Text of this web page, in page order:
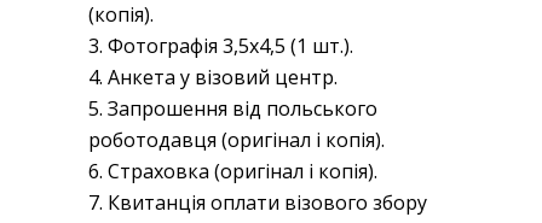
(копія).
Фотографія 3,5х4,5 (1 шт.).
Анкета у візовий центр.
Запрошення від польського
роботодавця (оригінал і копія).
Страховка (оригінал і копія).
Квитанція оплати візового збору